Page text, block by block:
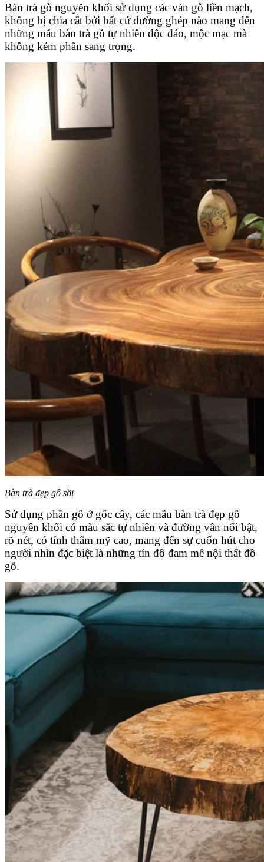
Bàn trà gỗ nguyên khối sử dụng các ván gỗ liền mạch,
không bị chia cắt bởi bất cứ đường ghép nào mang đến
những mẫu bàn trà gỗ tự nhiên độc đáo, mộc mạc mà
không kém phần sang trọng.
Bàn trà đẹp gỗ sồi
Sử dụng phần gỗ ở gốc cây, các mẫu bàn trà đẹp gỗ
nguyên khối có màu sắc tự nhiên và đường vân nổi bật,
rõ nét, có tính thẩm mỹ cao, mang đến sự cuốn hút cho
người nhìn đặc biệt là những tín đồ đam mê nội thất đồ
gỗ.